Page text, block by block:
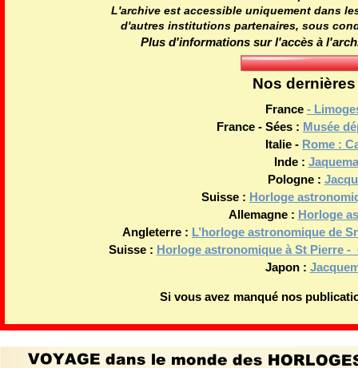
L'archive est accessible uniquement dans
d'autres institutions partenaires, sous
Plus d'informations sur l'accès à
Nos
France -
France - Sées : Musée
Italie - Rome :
Inde :
Pologne :
Suisse : Horloge
Allemagne : Horloge
Angleterre : L’horloge astronomique de
Suisse : Horloge astronomique à St Pierre -
Japon :
Si vous avez manqué nos